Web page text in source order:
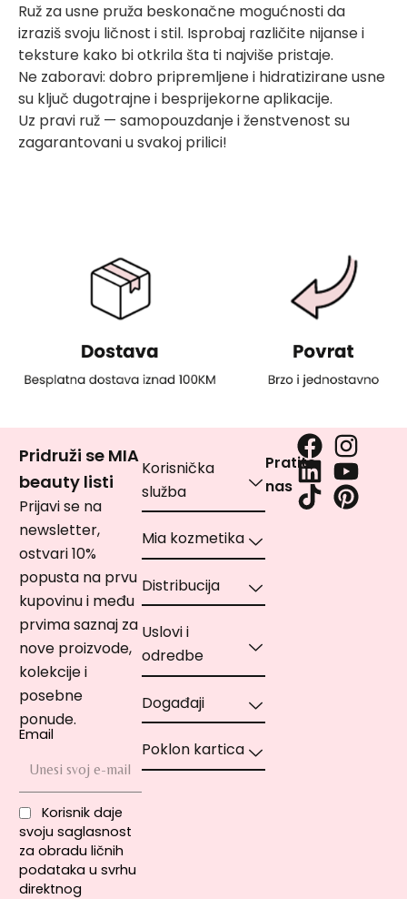
Ruž za usne pruža beskonačne mogućnosti da
izraziš svoju ličnost i stil. Isprobaj različite nijanse i
teksture kako bi otkrila šta ti najviše pristaje.
Ne zaboravi: dobro pripremljene i hidratizirane usne
su ključ dugotrajne i besprijekorne aplikacije.
Uz pravi ruž — samopouzdanje i ženstvenost su
zagarantovani u svakoj prilici!
Pridruži se MIA
beauty listi
Prijavi se na
newsletter,
ostvari 10%
popusta na prvu
kupovinu i među
prvima saznaj za
nove proizvode,
kolekcije i
posebne
ponude.
Email
Korisnik daje
svoju saglasnost
za obradu ličnih
podataka u svrhu
direktnog
Korisnička
služba
Mia kozmetika
Distribucija
Uslovi i
odredbe
Događaji
Poklon kartica
Pratite
nas